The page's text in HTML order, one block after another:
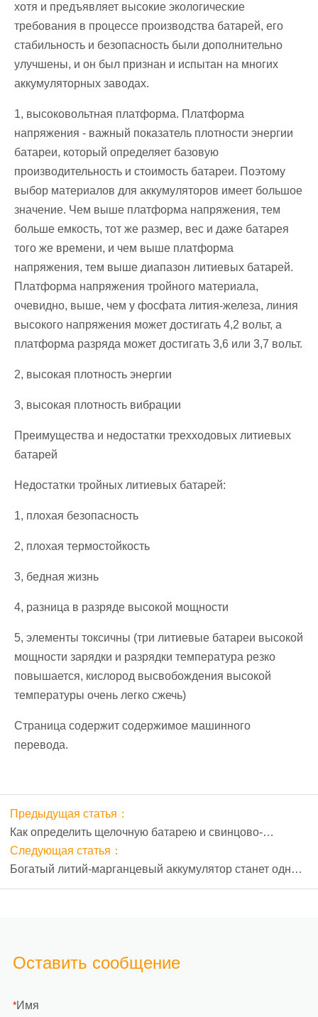
хотя и предъявляет высокие экологические
требования в процессе производства батарей, его
стабильность и безопасность были дополнительно
улучшены, и он был признан и испытан на многих
аккумуляторных заводах.
1, высоковольтная платформа. Платформа
напряжения - важный показатель плотности энергии
батареи, который определяет базовую
производительность и стоимость батареи. Поэтому
выбор материалов для аккумуляторов имеет большое
значение. Чем выше платформа напряжения, тем
больше емкость, тот же размер, вес и даже батарея
того же времени, и чем выше платформа
напряжения, тем выше диапазон литиевых батарей.
Платформа напряжения тройного материала,
очевидно, выше, чем у фосфата лития-железа, линия
высокого напряжения может достигать 4,2 вольт, а
платформа разряда может достигать 3,6 или 3,7 вольт.
2, высокая плотность энергии
3, высокая плотность вибрации
Преимущества и недостатки трехходовых литиевых
батарей
Недостатки тройных литиевых батарей:
1, плохая безопасность
2, плохая термостойкость
3, бедная жизнь
4, разница в разряде высокой мощности
5, элементы токсичны (три литиевые батареи высокой
мощности зарядки и разрядки температура резко
повышается, кислород высвобождения высокой
температуры очень легко сжечь)
Страница содержит содержимое машинного
перевода.
Предыдущая статья：
Как определить щелочную батарею и свинцово-
кислотные батареи?
Следующая статья：
Богатый литий-марганцевый аккумулятор станет одним
из основных продуктов для аккумуляторных батарей.
Оставить сообщение
*Имя